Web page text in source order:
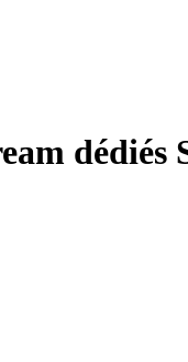
dédiés